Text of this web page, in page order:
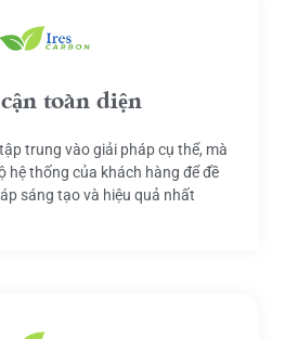
toàn diện
trung vào giải pháp cụ thể, mà
hệ thống của khách hàng để đề
sáng tạo và hiệu quả nhất